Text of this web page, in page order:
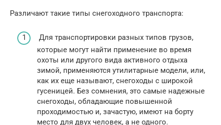
Различают такие типы снегоходного транспорта:
Для транспортировки разных типов грузов,
которые могут найти применение во время
охоты или другого вида активного отдыха
зимой, применяются утилитарные модели, или,
как их еще называют, снегоходы с широкой
гусеницей. Без сомнения, это самые надежные
снегоходы, обладающие повышенной
проходимостью и, зачастую, имеют на борту
место для двух человек, а не одного.